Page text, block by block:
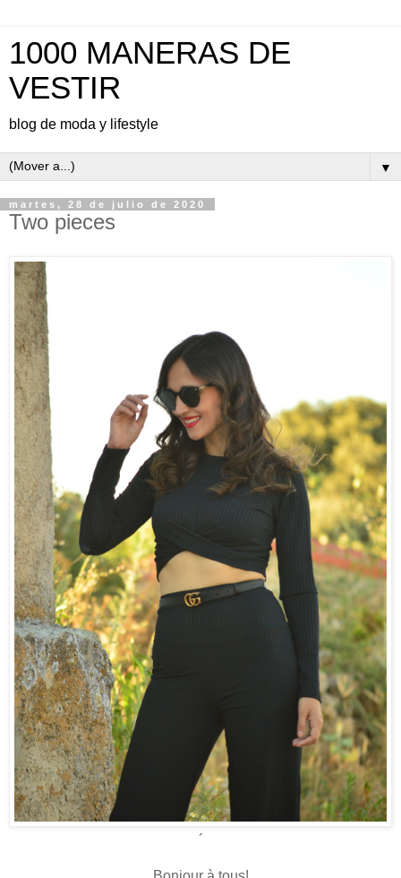
1000 MANERAS DE
VESTIR
blog de moda y lifestyle
▼
martes, 28 de julio de 2020
Two pieces
´